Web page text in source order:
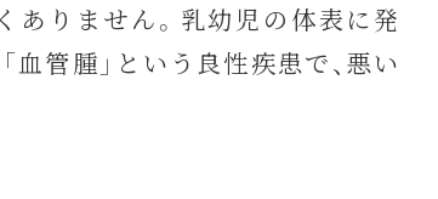
ありません。乳幼児の体表に発
管腫」という良性疾患で、悪い